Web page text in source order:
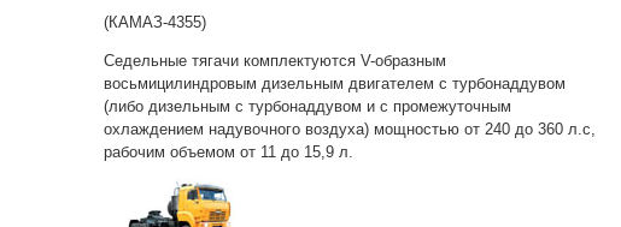
(КАМАЗ-4355)
Седельные тягачи комплектуются V-образным
восьмицилиндровым дизельным двигателем с турбонаддувом
(либо дизельным с турбонаддувом и с промежуточным
охлаждением надувочного воздуха) мощностью от 240 до 360 л.с,
рабочим объемом от 11 до 15,9 л.